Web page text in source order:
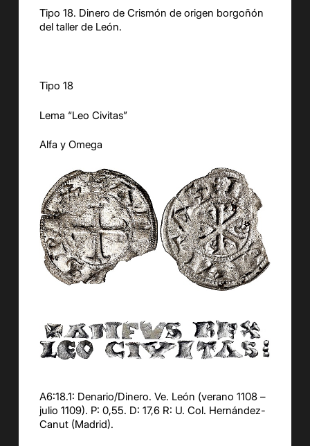
Tipo 18. Dinero de Crismón de origen borgoñón
del taller de León.
Tipo 18
Lema “Leo Civitas”
Alfa y Omega
A6:18.1: Denario/Dinero. Ve. León (verano 1108 –
julio 1109). P: 0,55. D: 17,6 R: U. Col. Hernández-
Canut (Madrid).